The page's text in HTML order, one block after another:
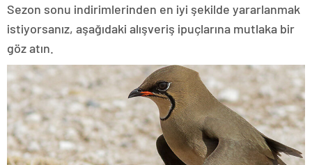
Sezon sonu indirimlerinden en iyi şekilde yararlanmak
istiyorsanız, aşağıdaki alışveriş ipuçlarına mutlaka bir
göz atın.